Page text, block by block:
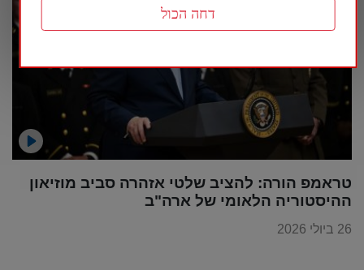
טראמפ הורה: להציב שלטי אזהרה סביב מוזיאון
ההיסטוריה הלאומי של ארה"ב
26 ביולי 2026
דחה הכול